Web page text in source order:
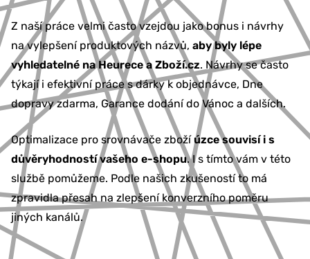
Z naší práce velmi často vzejdou jako bonus i návrhy
na vylepšení produktových názvů, aby byly lépe
vyhledatelné na Heurece a Zboží.cz. Návrhy se často
týkají i efektivní práce s dárky k objednávce, Dne
dopravy zdarma, Garance dodání do Vánoc a dalších.
Optimalizace pro srovnávače zboží úzce souvisí i s
důvěryhodností vašeho e-shopu. I s tímto vám v této
službě pomůžeme. Podle našich zkušeností to má
zpravidla přesah na zlepšení konverzního poměru
jiných kanálů.